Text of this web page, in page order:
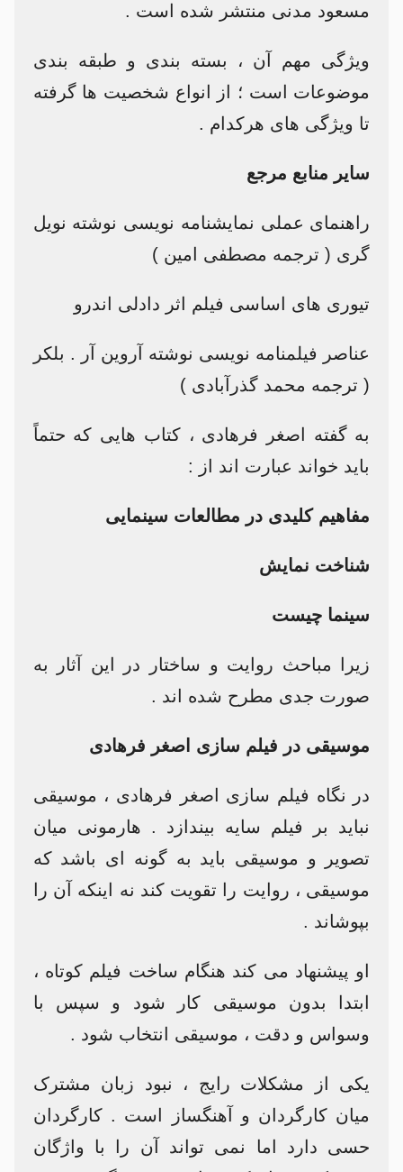
مسعود مدنی منتشر شده است .
ویژگی مهم آن ، بسته بندی و طبقه بندی
موضوعات است ؛ از انواع شخصیت ها گرفته
تا ویژگی های هرکدام .
سایر منابع مرجع
راهنمای عملی نمایشنامه نویسی نوشته نویل
گری ( ترجمه مصطفی امین )
تیوری های اساسی فیلم اثر دادلی اندرو
عناصر فیلمنامه نویسی نوشته آروین آر . بلکر
( ترجمه محمد گذرآبادی )
به گفته اصغر فرهادی ، کتاب هایی که حتماً
باید خواند عبارت اند از :
مفاهیم کلیدی در مطالعات سینمایی
شناخت نمایش
سینما چیست
زیرا مباحث روایت و ساختار در این آثار به
صورت جدی مطرح شده اند .
موسیقی در فیلم سازی اصغر فرهادی
در نگاه فیلم سازی اصغر فرهادی ، موسیقی
نباید بر فیلم سایه بیندازد . هارمونی میان
تصویر و موسیقی باید به گونه ای باشد که
موسیقی ، روایت را تقویت کند نه اینکه آن را
بپوشاند .
او پیشنهاد می کند هنگام ساخت فیلم کوتاه ،
ابتدا بدون موسیقی کار شود و سپس با
وسواس و دقت ، موسیقی انتخاب شود .
یکی از مشکلات رایج ، نبود زبان مشترک
میان کارگردان و آهنگساز است . کارگردان
حسی دارد اما نمی تواند آن را با واژگان